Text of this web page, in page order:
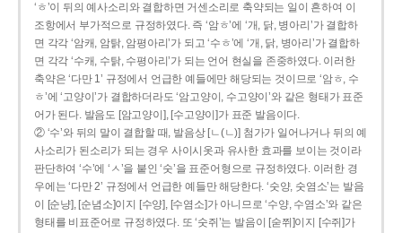
‘ㅎ’이 뒤의 예사소리와 결합하면 거센소리로 축약되는 일이 흔하여 이
조항에서 부가적으로 규정하였다. 즉 ‘암ㅎ’에 ‘개, 닭, 병아리’가 결합하
면 각각 ‘암캐, 암탉, 암평아리’가 되고 ‘수ㅎ’에 ‘개, 닭, 병아리’가 결합하
면 각각 ‘수캐, 수탉, 수평아리’가 되는 언어 현실을 존중하였다. 이러한
축약은 ‘다만 1’ 규정에서 언급한 예들에만 해당되는 것이므로 ‘암ㅎ, 수
ㅎ’에 ‘고양이’가 결합하더라도 ‘암고양이, 수고양이’와 같은 형태가 표준
어가 된다. 발음도 [암고양이], [수고양이]가 표준 발음이다.
② ‘수’와 뒤의 말이 결합할 때, 발음상 [ㄴ(ㄴ)] 첨가가 일어나거나 뒤의 예
사소리가 된소리가 되는 경우 사이시옷과 유사한 효과를 보이는 것이라
판단하여 ‘수’에 ‘ㅅ’을 붙인 ‘숫’을 표준어형으로 규정하였다. 이러한 경
우에는 ‘다만 2’ 규정에서 언급한 예들만 해당한다. ‘숫양, 숫염소’는 발음
이 [순냥], [순념소]이지 [수양], [수염소]가 아니므로 ‘수양, 수염소’와 같은
형태를 비표준어로 규정하였다. 또 ‘숫쥐’는 발음이 [숟쮜]이지 [수쥐]가